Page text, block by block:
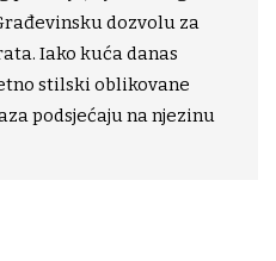
dozvolu za
Iako kuća danas
stilski oblikovane
podsjećaju na njezinu